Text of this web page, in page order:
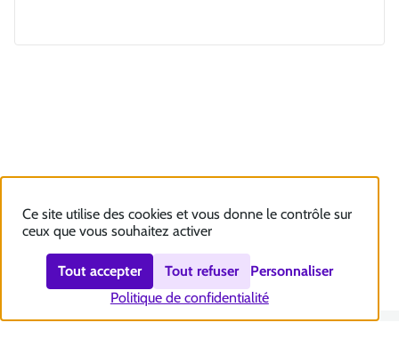
Ce site utilise des cookies et vous donne le contrôle sur
ceux que vous souhaitez activer
Tout accepter Tout refuser
Personnaliser
Politique de confidentialité